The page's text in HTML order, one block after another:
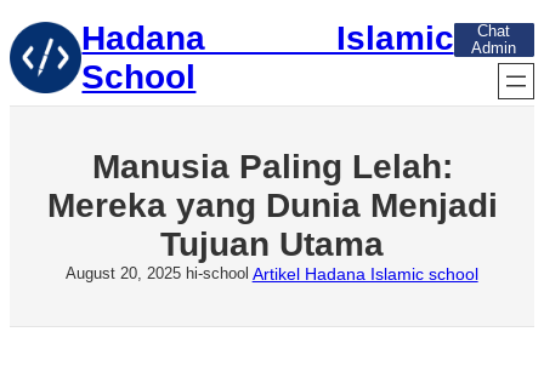
Skip
to
content
Hadana Islamic
School
Chat
Admin
Manusia Paling Lelah:
Mereka yang Dunia Menjadi
Tujuan Utama
August 20, 2025 hi-school Artikel Hadana Islamic school